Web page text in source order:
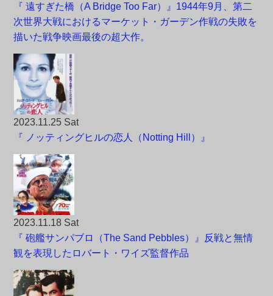
『 遠すぎた橋（A Bridge Too Far）』1944年9月、第二
次世界大戦におけるマーケット・ガーデン作戦の失敗を
描いた戦争映画最後の超大作。
2023.11.25 Sat
『 ノッティングヒルの恋人（Notting Hill）』
2023.11.18 Sat
『 砲艦サンパブロ（The Sand Pebbles）』反戦と無情
観を表現したロバート・ワイズ監督作品